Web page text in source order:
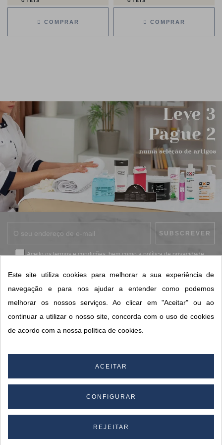
COMPRAR COMPRAR
Aceito ostermos e condições, bem como apolítica de privacidade.
CONTACTOS SORISA
Este site utiliza cookies para melhorar a sua experiência de
navegação e para nos ajudar a entender como podemos
melhorar os nossos serviços. Ao clicar em "Aceitar" ou ao
continuar a utilizar o nosso site, concorda com o uso de cookies
de acordo com a nossa política de cookies.
ACEITAR
CONFIGURAR
REJEITAR